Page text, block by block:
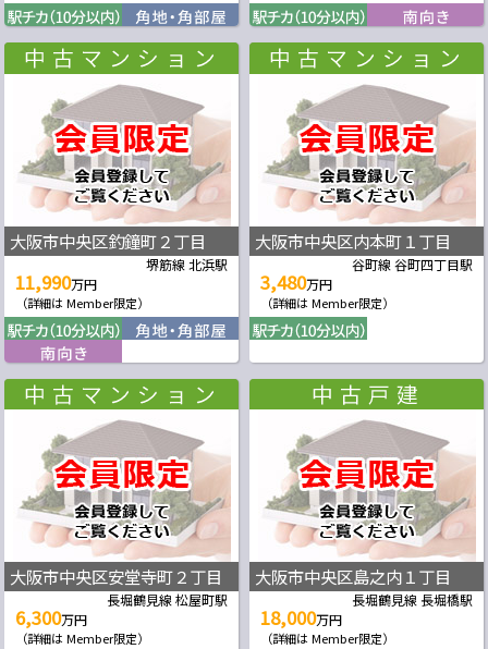
大阪市中央区釣鐘町２丁目
堺筋線 北浜駅
11,990万円
（詳細は Member限定）
大阪市中央区内本町１丁目
谷町線 谷町四丁目駅
3,480万円
（詳細は Member限定）
大阪市中央区安堂寺町２丁目
長堀鶴見線 松屋町駅
6,300万円
（詳細は Member限定）
大阪市中央区島之内１丁目
長堀鶴見線 長堀橋駅
18,000万円
（詳細は Member限定）